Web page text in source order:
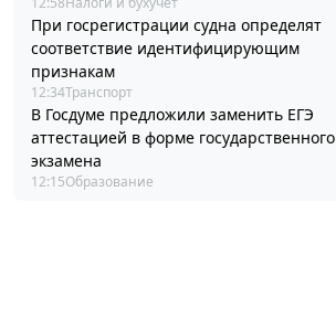
При госрегистрации судна определят
соответствие идентифицирующим
признакам
12:34Транспорт
В Госдуме предложили заменить ЕГЭ
аттестацией в форме государственного
экзамена
12:15Образование